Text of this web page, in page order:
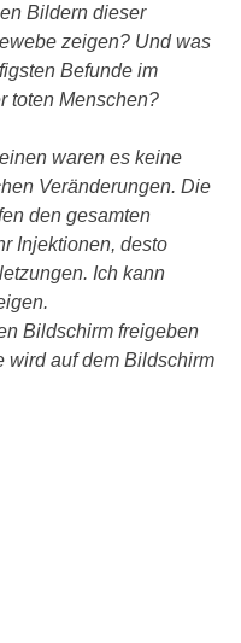
Bildern dieser
zeigen? Und was
Befunde im
toten Menschen?
waren es keine
Veränderungen. Die
den gesamten
Injektionen, desto
Ich kann
Bildschirm freigeben
wird auf dem Bildschirm